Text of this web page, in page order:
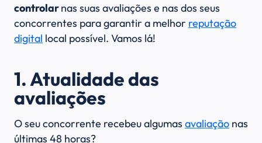
controlarnas suas avaliações e nas dos seus
concorrentes para garantir a melhor reputação
digital local possível. Vamos lá!
1. Atualidade das
avaliações
O seu concorrente recebeu algumas avaliação nas
últimas 48 horas?